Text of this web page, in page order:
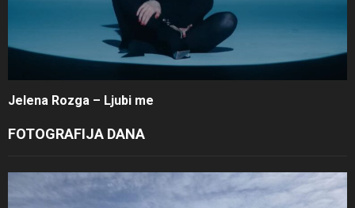
Jelena Rozga – Ljubi me
FOTOGRAFIJA DANA